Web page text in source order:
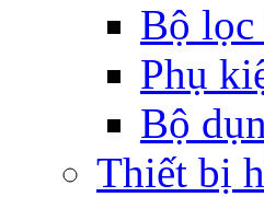
Bộ lọc
Phụ
Bộ
Thiết bị